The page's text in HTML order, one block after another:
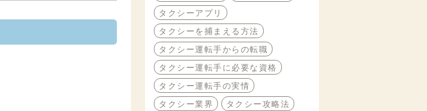
タクシーアプリ
タクシーを捕まえる方法
タクシー運転手からの転職
タクシー運転手に必要な資格
タクシー運転手の実情
タクシー業界
タクシー攻略法